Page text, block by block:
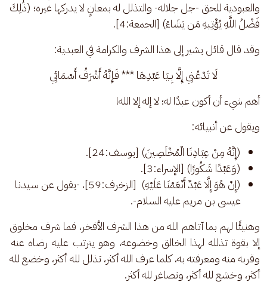
والعبودية للحق -جل جلاله- والتذلل له بمعانٍ لا يدركها غيره؛ (ذَٰلِكَ
فَضْلُ اللَّهِ يُؤْتِيهِ مَن يَشَاءُ) [الجمعة:4].
وقد قال قائل يشير إلى هذا الشرف والكرامة في العبدية:
لَا تَدْعُنِي إِلَّا بِـيَا عَبْدِهَا *** فَإِنَّهُ أَشْرَفُ أَسْمَائِي
أهم شيء أن أكون عبدًا له؛ لا إله إلا الله!
ويقول عن أنبيائه:
(إِنَّهُ مِنْ عِبَادِنَا الْمُخْلَصِينَ) [يوسف:24].
(وَعَبْدًا شَكُورًا) [الإسراء:3].
(إِنْ هُوَ إِلَّا عَبْدٌ أَنْعَمْنَا عَلَيْهِ) [الزخرف:59]، -يقول عن سيدنا
عيسى بن مريم عليه السلام-.
وهنيئًا لهم بما آتاهم الله من هذا الشرف الأفخر، فما شرف مخلوق
إلا بقوة تذلله لهذا الخالق وخضوعه، وهو يترتب عليه رضاه عنه
وقربه منه ومعرفته به، كلما عرف الله أكثر، تذلل لله أكثر، وخضع لله
أكثر، وخشع لله أكثر، وتصاغر لله أكثر.